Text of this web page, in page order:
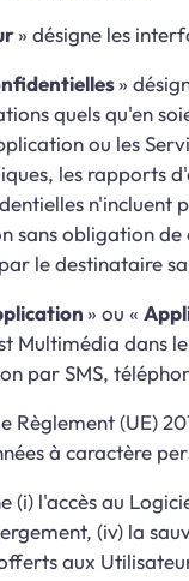
» désigne les
»
quels qu'en
ou les
les rapports
n'incluent
sans obligation de
le destinataire
» ou «
Multimédia dans
par SMS,
Règlement (UE)
à caractère
(i) l'accès au
(iv) la
aux